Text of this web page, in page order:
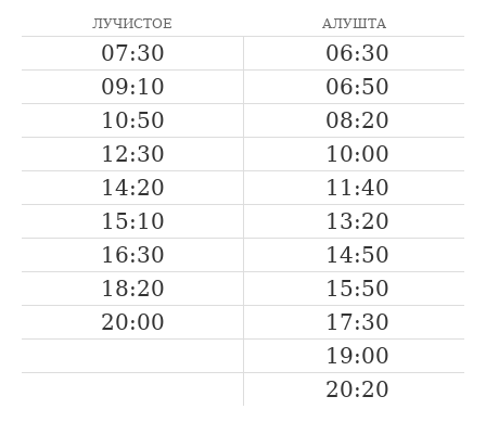
ЛУЧИСТОЕ АЛУШТА
07:30
06:30
09:10
06:50
10:50
08:20
12:30
10:00
14:20
11:40
15:10
13:20
16:30
14:50
18:20
15:50
20:00
17:30
19:00
20:20